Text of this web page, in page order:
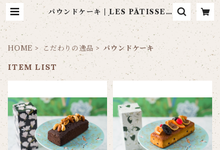
パウンドケーキ | LES PÂTISSER
IES LA MARÉE DE CHAYA
HOME こだわりの逸品 パウンドケーキ
ITEM LIST